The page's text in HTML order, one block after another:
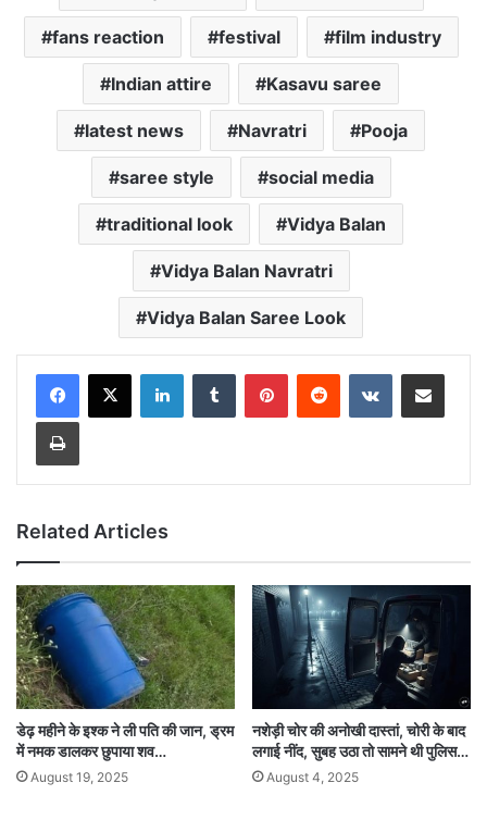
fans reaction festival film industry
Indian attire Kasavu saree
latest news Navratri Pooja
saree style social media
traditional look Vidya Balan
Vidya Balan Navratri
Vidya Balan Saree Look
LinkedInTumblr PinterestReddit VKontakteShare via Email
Print
Related Articles
डेढ़ महीने के इश्क ने ली पति की जान, ड्रम
में नमक डालकर छुपाया शव…
August 19, 2025
नशेड़ी चोर की अनोखी दास्तां, चोरी के बाद
लगाई नींद, सुबह उठा तो सामने थी पुलिस…
August 4, 2025